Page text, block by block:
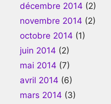
décembre 2014 (2)
novembre 2014 (2)
octobre 2014 (1)
juin 2014 (2)
mai 2014 (7)
avril 2014 (6)
mars 2014 (3)